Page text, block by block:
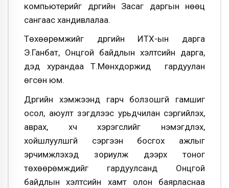
компьютерийг дүүргийн Засаг даргын нөөц
сангаас хандивлалаа.
Төхөөрөмжийг дүүргийн ИТХ-ын дарга
Э.Ганбат, Онцгой байдлын хэлтсийн дарга,
дэд хурандаа Т.Мөнхдоржид гардуулан
өгсөн юм.
Дүүргийн хэмжээнд гарч болзошгүй гамшиг
осол, аюулт үзэгдлээс урьдчилан сэргийлэх,
аврах, хүч хэрэгслийг нэмэгдүүлэх,
хойшлуулшгүй сэргээн босгох ажлыг
эрчимжүүлэхэд зориулж дээрх тоног
төхөөрөмжүүдийг гардуулсанд Онцгой
байдлын хэлтсийн хамт олон баярласнаа